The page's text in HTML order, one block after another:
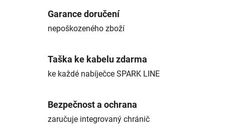
Garance doručení
nepoškozeného zboží
Taška ke kabelu zdarma
ke každé nabíječce SPARK LINE
Bezpečnost a ochrana
zaručuje integrovaný chránič